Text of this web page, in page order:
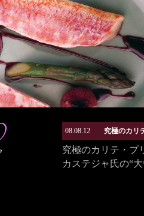
08.08.12 究極のカリ
究極のカリテ・
カステジャ氏の“